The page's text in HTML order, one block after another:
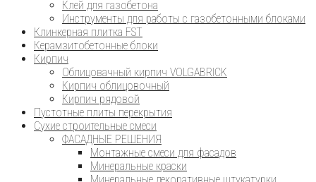
Клей для газобетона
Инструменты для работы с газобетонными блоками
Клинкерная плитка FST
Керамзитобетонные блоки
Кирпич
Облицовачный кирпич VOLGABRICK
Кирпич облицовочный
Кирпич рядовой
Пустотные плиты перекрытия
Сухие строительные смеси
ФАСАДНЫЕ РЕШЕНИЯ
Монтажные смеси для фасадов
Минеральные краски